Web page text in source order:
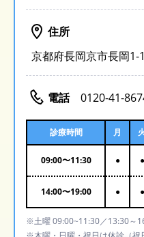
住所
京都府長岡京市長岡
電話 0120-41-
診療時間 月
09:00〜11:30 ● ●
14:00〜19:00 ● ●
※土曜 09:00~11:30／13:30～